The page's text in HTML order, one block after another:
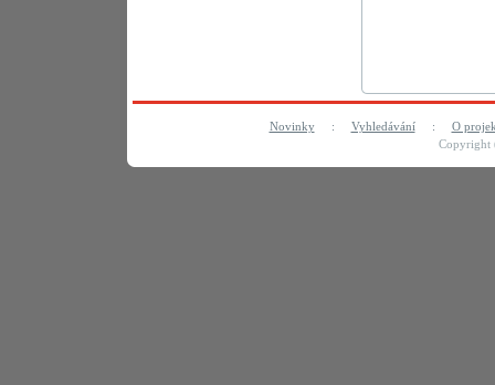
Novinky: Vyhledávání: O
Copyright